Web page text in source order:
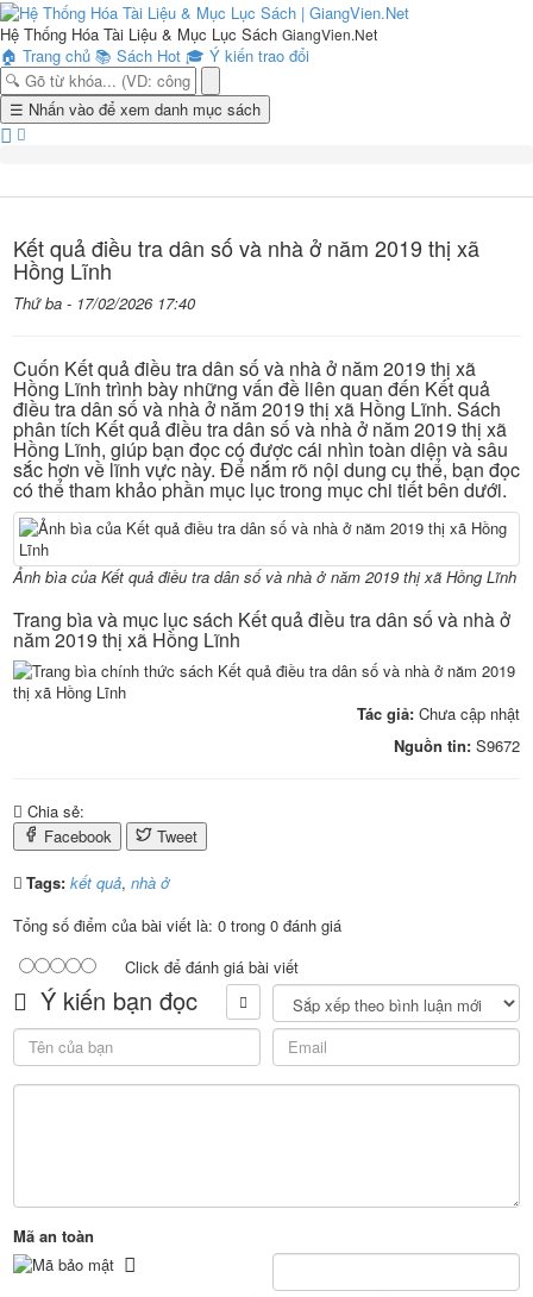
Hệ Thống Hóa Tài Liệu & Mục Lục Sách GiangVien.Net
🏠 Trang chủ 📚 Sách Hot 🎓 Ý kiến trao đổi
Toggle
navigation
☰ Nhấn vào để xem danh mục sách
Kết quả điều tra dân số và nhà ở năm 2019 thị xã
Hồng Lĩnh
Thứ ba - 17/02/2026 17:40
Cuốn Kết quả điều tra dân số và nhà ở năm 2019 thị xã
Hồng Lĩnh trình bày những vấn đề liên quan đến Kết quả
điều tra dân số và nhà ở năm 2019 thị xã Hồng Lĩnh. Sách
phân tích Kết quả điều tra dân số và nhà ở năm 2019 thị xã
Hồng Lĩnh, giúp bạn đọc có được cái nhìn toàn diện và sâu
sắc hơn về lĩnh vực này. Để nắm rõ nội dung cụ thể, bạn đọc
có thể tham khảo phần mục lục trong mục chi tiết bên dưới.
Ảnh bìa của Kết quả điều tra dân số và nhà ở năm 2019 thị xã Hồng Lĩnh
Trang bìa và mục lục sách Kết quả điều tra dân số và nhà ở
năm 2019 thị xã Hồng Lĩnh
Tác giả: Chưa cập nhật
Nguồn tin: S9672
Chia sẻ:
Facebook
Tweet
Tags: kết quả, nhà ở
Tổng số điểm của bài viết là: 0 trong 0 đánh giá
Click để đánh giá bài viết
Ý kiến bạn đọc
Mã an toàn